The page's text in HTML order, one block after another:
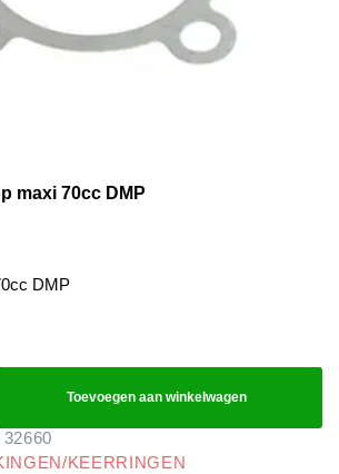
maxi 70cc DMP
DMP
Toevoegen aan winkelwagen
32660
KEERRINGEN